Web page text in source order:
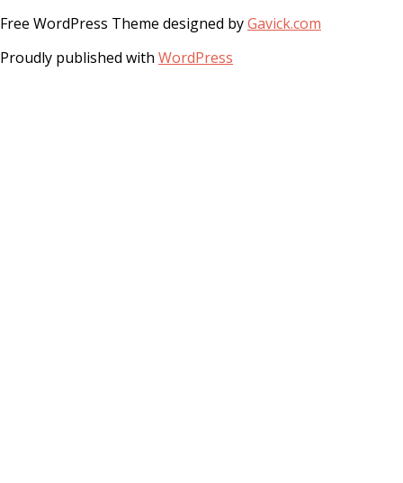
Free WordPress Theme designed byGavick.com
Proudly published with WordPress